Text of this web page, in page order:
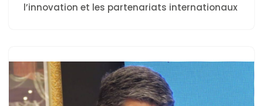
l’innovation et les partenariats internationaux